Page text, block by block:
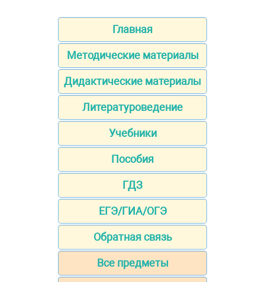
Главная
Методические материалы
Дидактические материалы
Литературоведение
Учебники
Пособия
ГДЗ
ЕГЭ/ГИА/ОГЭ
Обратная связь
Все предметы